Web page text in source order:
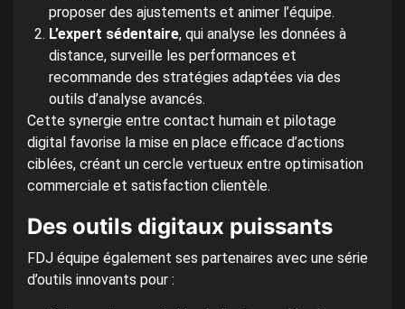
proposer des ajustements et animer l’équipe.
L’expert sédentaire, qui analyse les données à
distance, surveille les performances et
recommande des stratégies adaptées via des
outils d’analyse avancés.
Cette synergie entre contact humain et pilotage
digital favorise la mise en place efficace d’actions
ciblées, créant un cercle vertueux entre optimisation
commerciale et satisfaction clientèle.
Des outils digitaux puissants
FDJ équipe également ses partenaires avec une série
d’outils innovants pour :